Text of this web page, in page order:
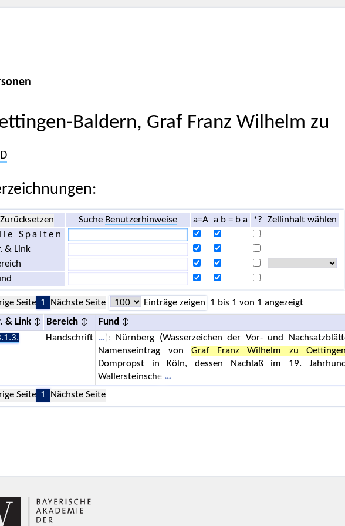
Baldern, Graf Franz Wilhelm zu
Zurücksetzen Suche Benutzerhinweise a=A a b = b a *?
Zellinhalt wählen
Spalten
& Link
Seite 1 Nächste Seite Einträge zeigen 1 bis 1 von 1 angezeigt
& Link Bereich
Fund
Handschrift
): Nürnberg (Wasserzeichen der Vor- und
Namenseintrag vonGraf Franz Wilhelm zu
Dompropst in Köln, dessen Nachlaß im 19.
Wallersteinsche
Seite 1 Nächste Seite